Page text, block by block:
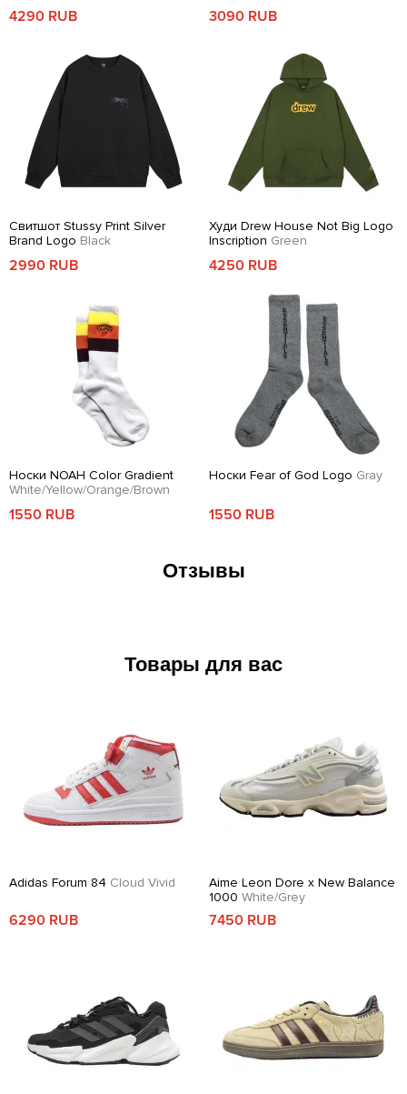
4290 RUB 3090 RUB
Свитшот Stussy Print Silver
Brand Logo Black
2990 RUB
Худи Drew House Not Big Logo
Inscription Green
4250 RUB
Носки NOAH Color Gradient
White/Yellow/Orange/Brown
1550 RUB
Носки Fear of God Logo Gray
1550 RUB
Отзывы
Товары для вас
Adidas Forum 84 Cloud Vivid
6290 RUB
Aime Leon Dore x New Balance
1000 White/Grey
7450 RUB